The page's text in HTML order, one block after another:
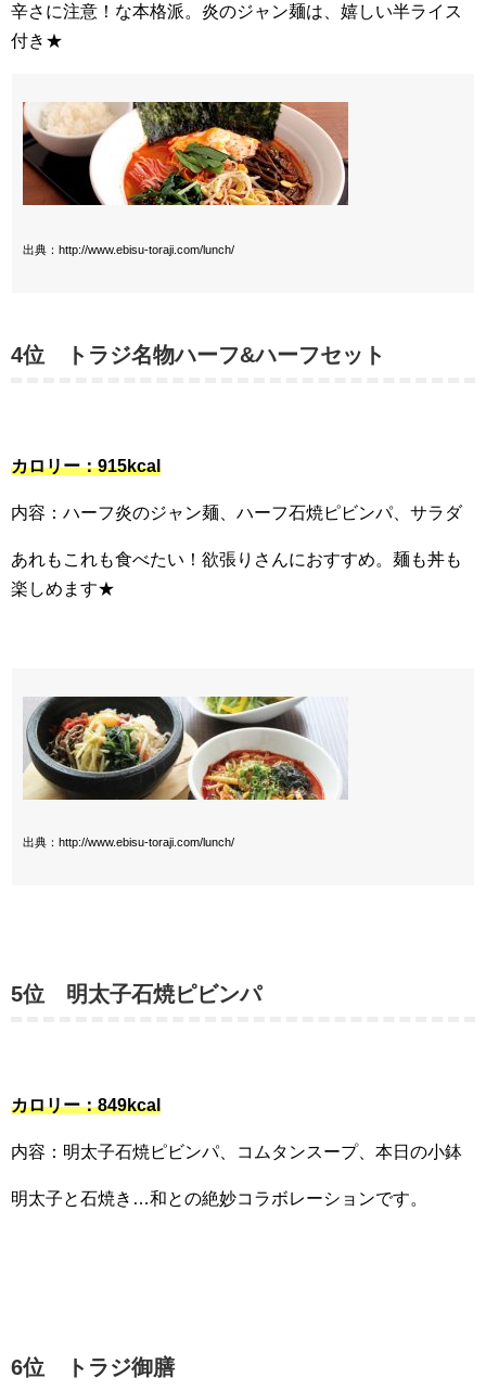
辛さに注意！な本格派。炎のジャン麺は、嬉しい半ライス
付き★
出典：http://www.ebisu-toraji.com/lunch/
4位 トラジ名物ハーフ&ハーフセット
カロリー：915kcal
内容：ハーフ炎のジャン麺、ハーフ石焼ピビンパ、サラダ
あれもこれも食べたい！欲張りさんにおすすめ。麺も丼も
楽しめます★
出典：http://www.ebisu-toraji.com/lunch/
5位 明太子石焼ピビンパ
カロリー：849kcal
内容：明太子石焼ピビンパ、コムタンスープ、本日の小鉢
明太子と石焼き…和との絶妙コラボレーションです。
6位 トラジ御膳